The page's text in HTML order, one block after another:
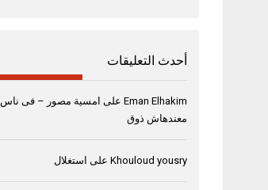
أحدث التعليقات
Eman Elhakim على امسية مصور – فى ناس
معندهاش ذوق
Khouloud yousry على استغلال